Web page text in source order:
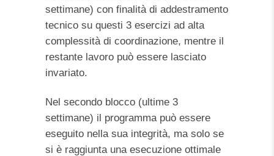
settimane) con finalità di addestramento
tecnico su questi 3 esercizi ad alta
complessità di coordinazione, mentre il
restante lavoro può essere lasciato
invariato.
Nel secondo blocco (ultime 3
settimane) il programma può essere
eseguito nella sua integrità, ma solo se
si è raggiunta una esecuzione ottimale